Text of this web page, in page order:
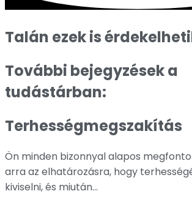
Talán ezek is
További bejegyzések a
tudástárban:
Terhességmegszakítás
Ön minden bizonnyal alapos
arra az elhatározásra, hogy
kiviselni, és miután...